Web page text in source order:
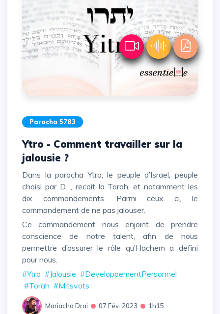
Paracha 5783
Ytro - Comment travailler sur la
jalousie ?
Dans la paracha Ytro, le peuple d’Israel, peuple
choisi par D…, recoit la Torah, et notamment les
dix commandements. Parmi ceux ci, le
commandement de ne pas jalouser.
Ce commandement nous enjoint de prendre
conscience de notre talent, afin de nous
permettre d’assurer le rôle qu’Hachem a défini
pour nous.
#Ytro #Jalousie #DeveloppementPersonnel
#Torah #Mitsvots
Mariacha Drai 07 Fév. 2023 1h15